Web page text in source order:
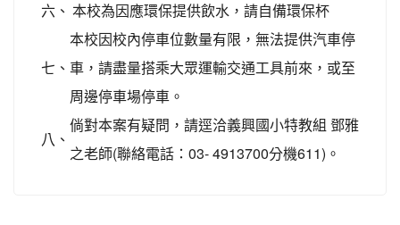
六、 本校為因應環保提供飲水，請自備環保杯
七、
本校因校內停車位數量有限，無法提供汽車停
車，請盡量搭乘大眾運輸交通工具前來，或至
周邊停車場停車。
八、
倘對本案有疑問，請逕洽義興國小特教組 鄧雅
之老師(聯絡電話：03- 4913700分機611)。